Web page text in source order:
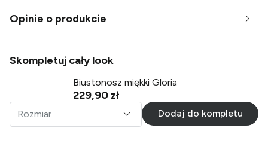
Opinie o produkcie
Skompletuj cały look
Biustonosz miękki Gloria
229,90 zł
Rozmiar Dodaj do kompletu